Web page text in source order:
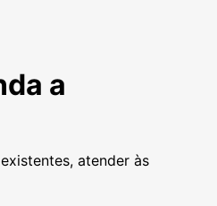
a
atender às